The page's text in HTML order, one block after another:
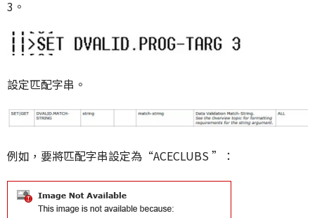
3。
設定匹配字串 。
例如，要將匹配字串設定為“ACECLUBS ”：